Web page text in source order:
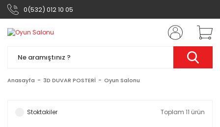
0(532) 012 10 05
Anasayfa 3D DUVAR POSTERİ Oyun Salonu
Stoktakiler Toplam 11 ürün